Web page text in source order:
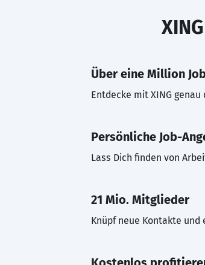
Über eine Million
Entdecke mit XING
Persönliche Job-
Lass Dich finden von
21 Mio. Mitglieder
Knüpf neue Kontakte